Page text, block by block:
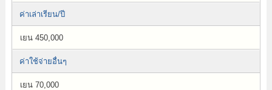
ค่าเล่าเรียน/ปี
เยน 450,000
ค่าใช้จ่ายอื่นๆ
เยน 70,000